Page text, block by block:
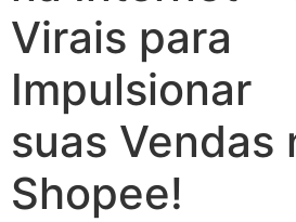
Virais para
Impulsionar
suas Vendas
Shopee!